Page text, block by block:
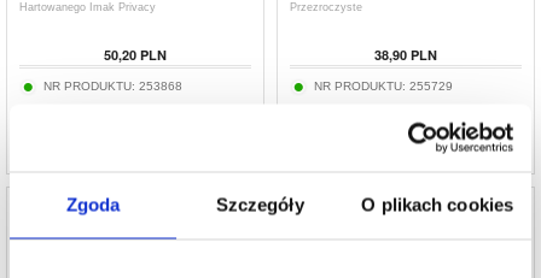
Zgoda Szczegóły O plikach cookies
Hartowanego Imak Privacy
50,20 PLN
NR PRODUKTU: 253868
Przezroczyste
38,90 PLN
NR PRODUKTU: 255729